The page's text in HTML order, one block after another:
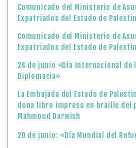
Comunicado del Ministerio de
Expatriados del Estado de
Comunicado del Ministerio de
Expatriados del Estado de
24 de junio «Día Internacional de
Diplomacia»
La Embajada del Estado de
dona libro impreso en braille del
Mahmoud Darwish
20 de junio: «Día Mundial del